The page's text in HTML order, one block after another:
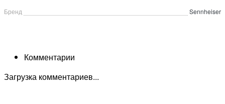
Бренд Sennheiser
Комментарии
Загрузка комментариев...